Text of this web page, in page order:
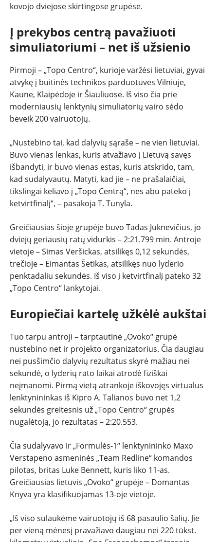
kovojo dviejose skirtingose grupėse.
Į prekybos centrą pavažiuoti
simuliatoriumi – net iš užsienio
Pirmoji – „Topo Centro“, kurioje varžėsi lietuviai, gyvai
atvykę į buitinės technikos parduotuves Vilniuje,
Kaune, Klaipėdoje ir Šiauliuose. Iš viso čia prie
moderniausių lenktynių simuliatorių vairo sėdo
beveik 200 vairuotojų.
„Nustebino tai, kad dalyvių sąraše – ne vien lietuviai.
Buvo vienas lenkas, kuris atvažiavo į Lietuvą savęs
išbandyti, ir buvo vienas estas, kuris atskrido, tam,
kad sudalyvautų. Matyti, kad jie – ne prašalaičiai,
tikslingai keliavo į „Topo Centrą“, nes abu pateko į
ketvirtfinalį“, – pasakoja T. Tunyla.
Greičiausias šioje grupėje buvo Tadas Juknevičius, jo
dviejų geriausių ratų vidurkis – 2:21.799 min. Antroje
vietoje – Simas Veršickas, atsilikęs 0,12 sekundės,
trečioje – Eimantas Šetikas, atsilikęs nuo lyderio
penktadaliu sekundės. Iš viso į ketvirtfinalį pateko 32
„Topo Centro“ lankytojai.
Europiečiai kartelę užkėlė aukštai
Tuo tarpu antroji – tarptautinė „Ovoko“ grupė
nustebino net ir projekto organizatorius. Čia daugiau
nei pusšimčio dalyvių rezultatus skyrė mažiau nei
sekundė, o lyderių rato laikai atrodė fiziškai
neįmanomi. Pirmą vietą atrankoje iškovojęs virtualus
lenktynininkas iš Kipro A. Talianos buvo net 1,2
sekundės greitesnis už „Topo Centro“ grupės
nugalėtoją, jo rezultatas – 2:20.553.
Čia sudalyvavo ir „Formulės-1“ lenktynininko Maxo
Verstapeno asmeninės „Team Redline“ komandos
pilotas, britas Luke Bennett, kuris liko 11-as.
Greičiausias lietuvis „Ovoko“ grupėje – Domantas
Knyva yra klasifikuojamas 13-oje vietoje.
„Iš viso sulaukėme vairuotojų iš 68 pasaulio šalių. Jie
per vieną mėnesį pravažiavo daugiau nei 220 tūkst.